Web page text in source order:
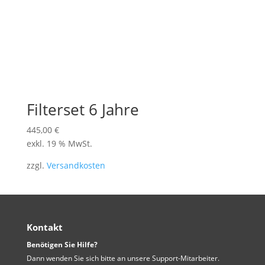
Filterset 6 Jahre
445,00 €
exkl. 19 % MwSt.
zzgl. Versandkosten
Kontakt
Benötigen Sie Hilfe?
Dann wenden Sie sich bitte an unsere Support-Mitarbeiter.